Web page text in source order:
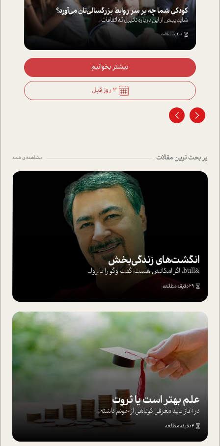
کودکی شما چه بر سر روابط بزرگسالی‌تان می‌آورد؟
شاید پیش از این درباره تاثیری که اتفاقات...
8 دقیقه مطالعه
بیشتر بخوانیم
3 روز قبل
پر بحث ترین مقالات مشاهده ی همه
انگشت‌های‌ زندگی‌بخش
&bull; اگر امکانش هست، گفت وگو را با روا...
29 دقیقه مطالعه
علم بهتر است یا ثروت
در آغاز باید معرفی کوتاهی از خودم داشته...
4 دقیقه مطالعه